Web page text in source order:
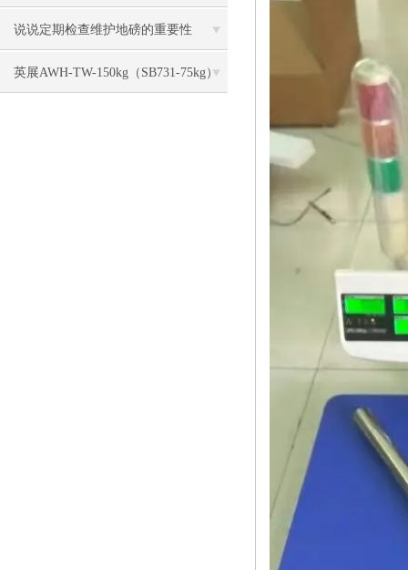
说说定期检查维护地磅的重要性
英展AWH-TW-150kg（SB731-75kg）